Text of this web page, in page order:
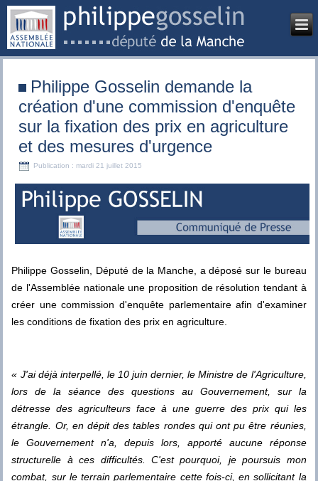
Philippe Gosselin demande la
création d'une commission d'enquête
sur la fixation des prix en agriculture
et des mesures d'urgence
Publication : mardi 21 juillet 2015
Philippe Gosselin, Député de la Manche, a déposé sur le bureau
de l'Assemblée nationale une proposition de résolution tendant à
créer une commission d'enquête parlementaire afin d'examiner
les conditions de fixation des prix en agriculture.
« J'ai déjà interpellé, le 10 juin dernier, le Ministre de l'Agriculture,
lors de la séance des questions au Gouvernement, sur la
détresse des agriculteurs face à une guerre des prix qui les
étrangle. Or, en dépit des tables rondes qui ont pu être réunies,
le Gouvernement n'a, depuis lors, apporté aucune réponse
structurelle à ces difficultés. C'est pourquoi, je poursuis mon
combat, sur le terrain parlementaire cette fois-ci, en sollicitant la